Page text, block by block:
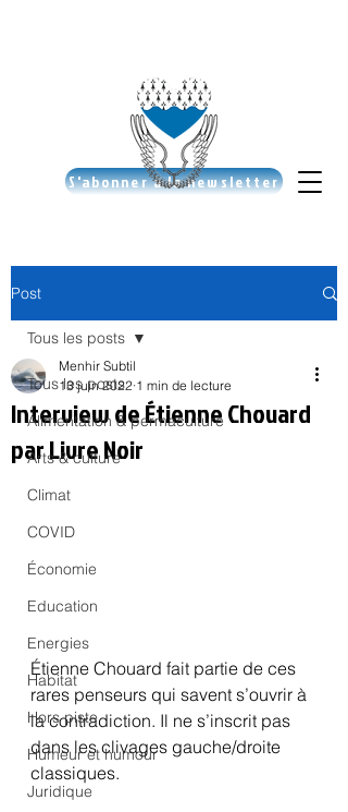
S'abonner à la newsletter
Post
Tous les posts
Alimentation & permaculture
Arts & culture
Climat
COVID
Économie
Education
Energies
Habitat
Hors piste
Humeur et humour
Juridique
Tous les posts
Interview de Étienne Chouard
par Livre Noir
Menhir Subtil
13 juin 2022 1 min de lecture
Étienne Chouard fait partie de ces
rares penseurs qui savent s’ouvrir à
la contradiction. Il ne s’inscrit pas
dans les clivages gauche/droite
classiques.